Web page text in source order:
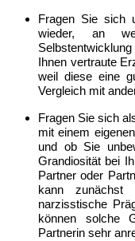
Fragen Sie sich
wieder, an
Ihnen vertraute
weil diese eine
Vergleich mit
Fragen Sie sich
mit einem
und ob Sie
Grandiosität bei
Partner oder
kann zunächst
narzisstische
können solche
Partnerin sehr